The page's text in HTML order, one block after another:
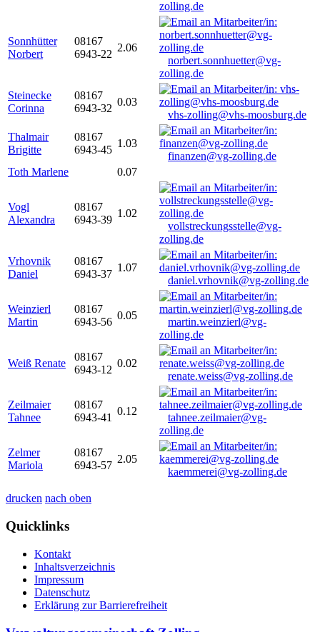
zolling.de
Sonnhütter
Norbert
08167
6943-22
2.06
norbert.sonnhuetter@vg-
zolling.de
Steinecke
Corinna
08167
6943-32
0.03
vhs-zolling@vhs-moosburg.de
Thalmair
Brigitte
08167
6943-45
1.03
finanzen@vg-zolling.de
Toth Marlene
0.07
Vogl
Alexandra
08167
6943-39
1.02
vollstreckungsstelle@vg-
zolling.de
Vrhovnik
Daniel
08167
6943-37
1.07
daniel.vrhovnik@vg-zolling.de
Weinzierl
Martin
08167
6943-56
0.05
martin.weinzierl@vg-
zolling.de
Weiß Renate
08167
6943-12
0.02
renate.weiss@vg-zolling.de
Zeilmaier
Tahnee
08167
6943-41
0.12
tahnee.zeilmaier@vg-
zolling.de
Zelmer
Mariola
08167
6943-57
2.05
kaemmerei@vg-zolling.de
drucken nach oben
Quicklinks
Kontakt
Inhaltsverzeichnis
Impressum
Datenschutz
Erklärung zur Barrierefreiheit